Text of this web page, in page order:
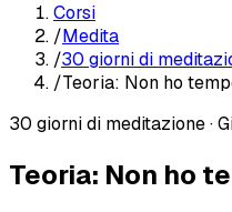
Corsi
/Medita
/30 giorni di
/Teoria: Non ho
30 giorni di meditazione·
Teoria: Non ho